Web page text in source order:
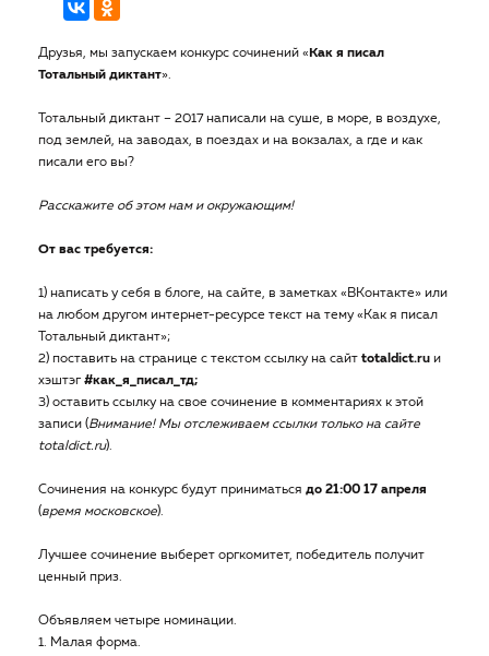
Друзья, мы запускаем конкурс сочинений « Как я писал
Тотальный диктант».
Тотальный диктант – 2017 написали на суше, в море, в воздухе,
под землей, на заводах, в поездах и на вокзалах, а где и как
писали его вы?
Расскажите об этом нам и окружающим!
От вас требуется:
1) написать у себя в блоге, на сайте, в заметках «ВКонтакте» или
на любом другом интернет-ресурсе текст на тему «Как я писал
Тотальный диктант»;
2) поставить на странице с текстом ссылку на сайт totaldict.ru и
хэштэг #как_я_писал_тд;
3) оставить ссылку на свое сочинение в комментариях к этой
записи (Внимание! Мы отслеживаем ссылки только на сайте
totaldict.ru).
Сочинения на конкурс будут приниматься до 21:00 17 апреля
(время московское).
Лучшее сочинение выберет оргкомитет, победитель получит
ценный приз.
Объявляем четыре номинации.
1. Малая форма.